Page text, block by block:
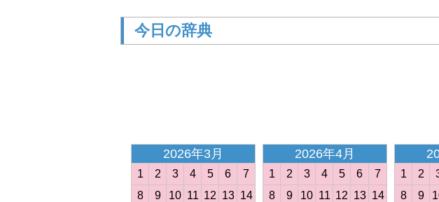
今日の辞典
2026年3月
1 2 3 4 5 6
7
8
9 10 11 12 13 14
2026年4月
1 2 3 4 5 6
7
8
9 10 11 12 13 14
1 2
8
9